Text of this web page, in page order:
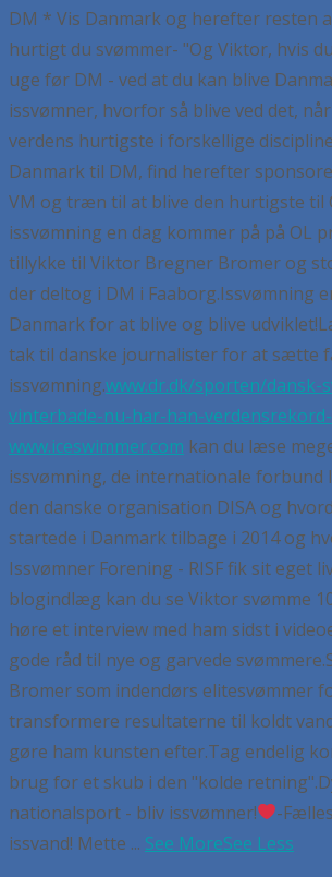
DM * Vis Danmark og herefter resten
hurtigt du svømmer- "Og Viktor, hvis
uge før DM - ved at du kan blive
issvømner, hvorfor så blive ved det,
verdens hurtigste i forskellige
Danmark til DM, find herefter
VM og træn til at blive den hurtigste til
issvømning en dag kommer på på OL
tillykke til Viktor Bregner Bromer og
der deltog i DM i Faaborg.Issvømning
Danmark for at blive og blive udviklet!
tak til danske journalister for at sætte
issvømning.www.dr.dk/sporten/dansk-
vinterbade-nu-har-han-
www.iceswimmer.com kan du læse
issvømning, de internationale forbund
den danske organisation DISA og
startede i Danmark tilbage i 2014 og
Issvømner Forening - RISF fik sit eget
blogindlæg kan du se Viktor svømme
høre et interview med ham sidst i
gode råd til nye og garvede svømmere.
Bromer som indendørs elitesvømmer
transformere resultaterne til koldt
gøre ham kunsten efter.Tag endelig
brug for et skub i den "kolde retning".
nationalsport - bliv issvømner!
-
issvand! Mette ... See MoreSee Less